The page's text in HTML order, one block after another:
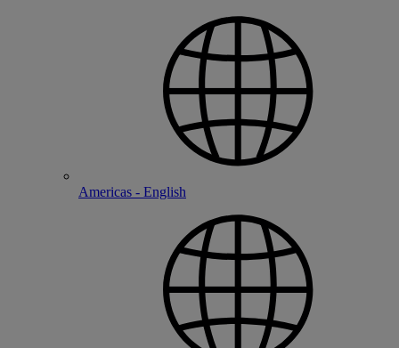
Americas - English